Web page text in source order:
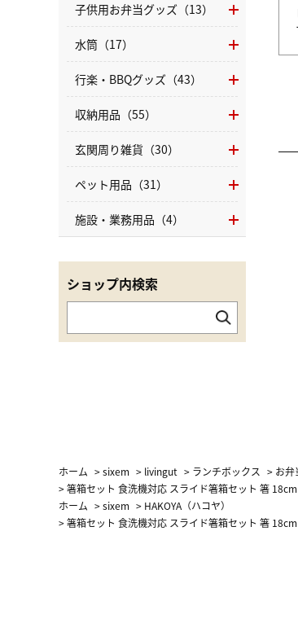
子供用お弁当グッズ（13）
水筒（17）
行楽・BBQグッズ（43）
収納用品（55）
玄関周り雑貨（30）
ペット用品（31）
施設・業務用品（4）
ショップ内検索
ホーム >sixem > livingut > ランチボックス > お弁
>箸箱セット 食洗機対応 スライド箸箱セット 箸
ホーム >sixem > HAKOYA（ハコヤ）
>箸箱セット 食洗機対応 スライド箸箱セット 箸